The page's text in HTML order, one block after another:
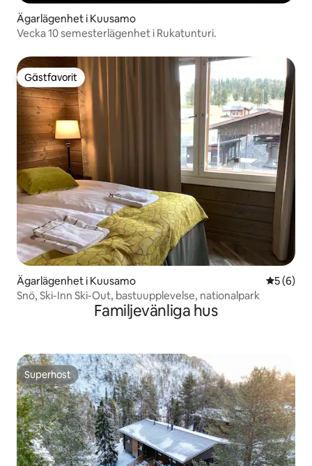
Ägarlägenhet i Kuusamo
Vecka 10 semesterlägenhet i Rukatunturi.
Gästfavorit
Gästfavorit
Ägarlägenhet i Kuusamo 5 av 5 i
5 (6)
Snö, Ski-Inn Ski-Out, bastuupplevelse, nationalpark
Familjevänliga hus
Superhost
Superhost